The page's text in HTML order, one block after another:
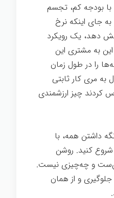
بودجه کم، تجسم
جای اینکه نرخ
دهد، یک رویکرد
به مشتری این
را در طول زمان
مری کار ثابتی
چیز ارزشمندی
داشتن همه، با
شروع کنید. روشن
و چه‌چیزی نیست.
و از همان